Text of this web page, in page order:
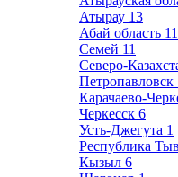
Атырау 13
Абай область 11
Семей 11
Северо-
Петропавловск
Карачаево-
Черкесск 6
Усть-Джегута 1
Республика
Кызыл 6